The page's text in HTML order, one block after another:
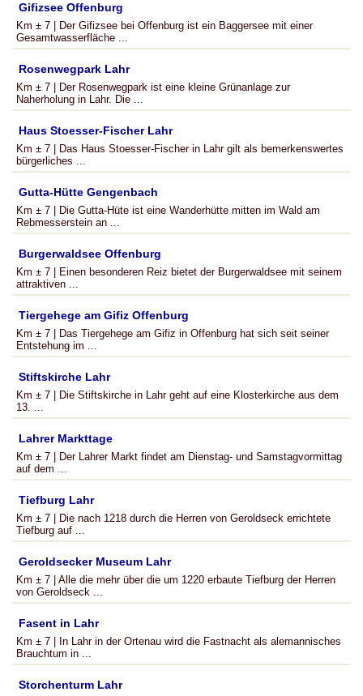
Gifizsee Offenburg
Km ± 7 | Der Gifizsee bei Offenburg ist ein Baggersee mit einer
Gesamtwasserfläche ...
Rosenwegpark Lahr
Km ± 7 | Der Rosenwegpark ist eine kleine Grünanlage zur
Naherholung in Lahr. Die ...
Haus Stoesser-Fischer Lahr
Km ± 7 | Das Haus Stoesser-Fischer in Lahr gilt als bemerkenswertes
bürgerliches ...
Gutta-Hütte Gengenbach
Km ± 7 | Die Gutta-Hüte ist eine Wanderhütte mitten im Wald am
Rebmesserstein an ...
Burgerwaldsee Offenburg
Km ± 7 | Einen besonderen Reiz bietet der Burgerwaldsee mit seinem
attraktiven ...
Tiergehege am Gifiz Offenburg
Km ± 7 | Das Tiergehege am Gifiz in Offenburg hat sich seit seiner
Entstehung im ...
Stiftskirche Lahr
Km ± 7 | Die Stiftskirche in Lahr geht auf eine Klosterkirche aus dem
13. ...
Lahrer Markttage
Km ± 7 | Der Lahrer Markt findet am Dienstag- und Samstagvormittag
auf dem ...
Tiefburg Lahr
Km ± 7 | Die nach 1218 durch die Herren von Geroldseck errichtete
Tiefburg auf ...
Geroldsecker Museum Lahr
Km ± 7 | Alle die mehr über die um 1220 erbaute Tiefburg der Herren
von Geroldseck ...
Fasent in Lahr
Km ± 7 | In Lahr in der Ortenau wird die Fastnacht als alemannisches
Brauchtum in ...
Storchenturm Lahr